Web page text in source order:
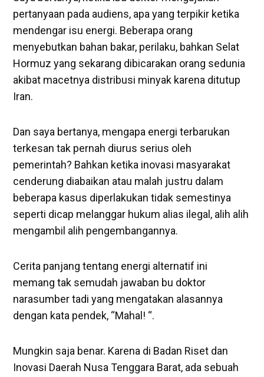
pertanyaan pada audiens, apa yang terpikir ketika
mendengar isu energi. Beberapa orang
menyebutkan bahan bakar, perilaku, bahkan Selat
Hormuz yang sekarang dibicarakan orang sedunia
akibat macetnya distribusi minyak karena ditutup
Iran.
Dan saya bertanya, mengapa energi terbarukan
terkesan tak pernah diurus serius oleh
pemerintah? Bahkan ketika inovasi masyarakat
cenderung diabaikan atau malah justru dalam
beberapa kasus diperlakukan tidak semestinya
seperti dicap melanggar hukum alias ilegal, alih alih
mengambil alih pengembangannya.
Cerita panjang tentang energi alternatif ini
memang tak semudah jawaban bu doktor
narasumber tadi yang mengatakan alasannya
dengan kata pendek, “Mahal! “.
Mungkin saja benar. Karena di Badan Riset dan
Inovasi Daerah Nusa Tenggara Barat, ada sebuah